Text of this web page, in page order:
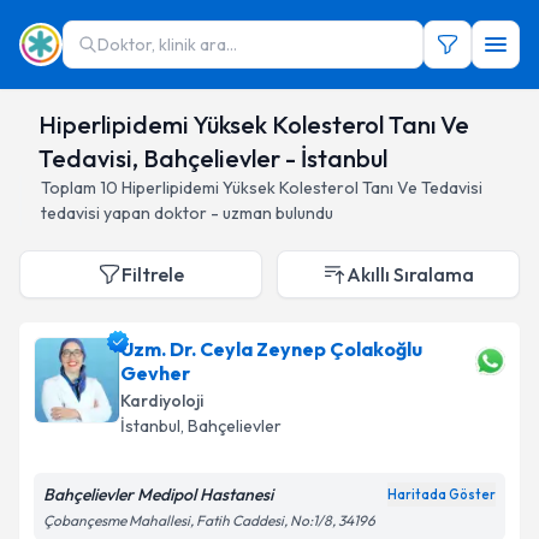
Doktor, klinik ara...
Hiperlipidemi Yüksek Kolesterol Tanı Ve
Tedavisi, Bahçelievler - İstanbul
Toplam 10 Hiperlipidemi Yüksek Kolesterol Tanı Ve Tedavisi
tedavisi yapan doktor - uzman bulundu
Filtrele Akıllı Sıralama
Uzm. Dr. Ceyla Zeynep Çolakoğlu
Gevher
Kardiyoloji
İstanbul, Bahçelievler
Bahçelievler Medipol Hastanesi Haritada Göster
Çobançesme Mahallesi, Fatih Caddesi, No:1/8, 34196